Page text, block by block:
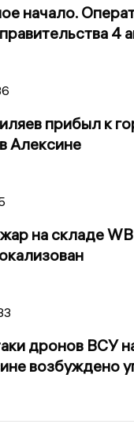
начало.
4
прибыл к
Алексине
на складе
дронов ВСУ
возбуждено